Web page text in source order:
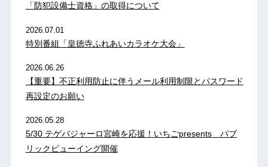
「防犯設備士資格」の取得について
2026.07.01
特別番組「皇徳寺ふれあいカラオケ大会」
2026.06.26
【重要】不正利用防止に伴うメール利用制限とパスワード
再設定のお願い
2026.05.28
5/30 テゲバジャーロ宮崎を応援！いちごpresents パブ
リックビューイング開催